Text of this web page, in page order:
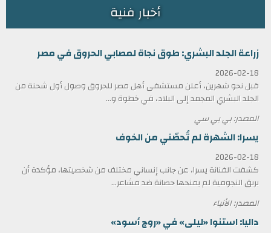
أخبار فنية
زراعة الجلد البشري: طوق نجاة لمصابي الحروق في مصر
2026-02-18
قبل نحو شهرين، أعلن مستشفى أهل مصر للحروق وصول أول شحنة من
الجلد البشري المجمد إلى البلاد، في خطوة و...
المصدر: بي بي سي
يسرا: الشهرة لم تُحصّني من الخوف
2026-02-18
كشفت الفنانة يسرا، عن جانب إنساني مختلف من شخصيتها، مؤكدة أن
بريق النجومية لم يمنحها حصانة ضد مشاعر...
المصدر: الأنباء
داليا: استنوا «ليلى» في «روج أسود»